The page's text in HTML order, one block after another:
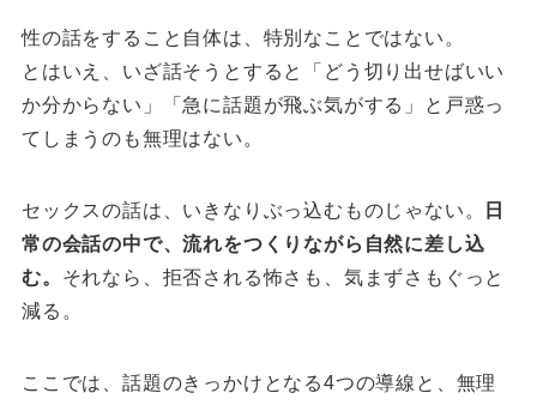
性の話をすること自体は、特別なことではない。
とはいえ、いざ話そうとすると「どう切り出せばいい
か分からない」「急に話題が飛ぶ気がする」と戸惑っ
てしまうのも無理はない。
セックスの話は、いきなりぶっ込むものじゃない。
日
常の会話の中で、流れをつくりながら自然に差し込
む。 それなら、拒否される怖さも、気まずさもぐっと
減る。
ここでは、話題のきっかけとなる4つの導線と、無理